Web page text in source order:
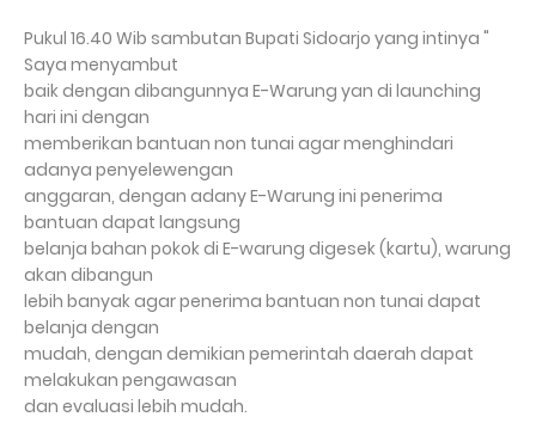
Pukul 16.40 Wib sambutan Bupati Sidoarjo yang intinya "
Saya menyambut
baik dengan dibangunnya E-Warung yan di launching
hari ini dengan
memberikan bantuan non tunai agar menghindari
adanya penyelewengan
anggaran, dengan adany E-Warung ini penerima
bantuan dapat langsung
belanja bahan pokok di E-warung digesek (kartu), warung
akan dibangun
lebih banyak agar penerima bantuan non tunai dapat
belanja dengan
mudah, dengan demikian pemerintah daerah dapat
melakukan pengawasan
dan evaluasi lebih mudah.